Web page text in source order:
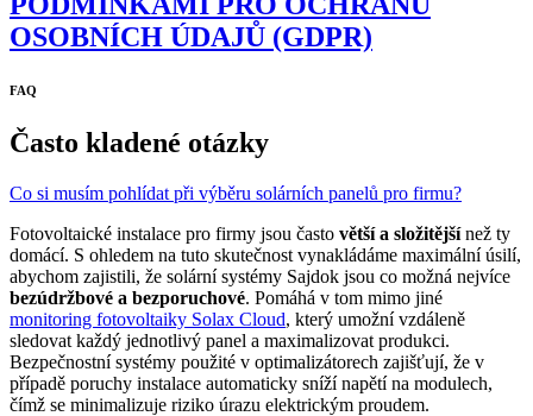
OSOBNÍCH ÚDAJŮ (GDPR)
FAQ
Často kladené otázky
Co si musím pohlídat při výběru solárních panelů pro firmu?
Fotovoltaické instalace pro firmy jsou často větší a složitějšínež ty
domácí. S ohledem na tuto skutečnost vynakládáme maximální úsilí,
abychom zajistili, že solární systémy Sajdok jsou co možná nejvíce
bezúdržbové a bezporuchové. Pomáhá v tom mimo jiné
monitoring fotovoltaiky Solax Cloud, který umožní vzdáleně
sledovat každý jednotlivý panel a maximalizovat produkci.
Bezpečnostní systémy použité v optimalizátorech zajišťují, že v
případě poruchy instalace automaticky sníží napětí na modulech,
čímž se minimalizuje riziko úrazu elektrickým proudem.